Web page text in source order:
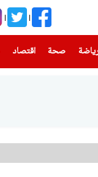
(current) صحة(current) اقتصاد